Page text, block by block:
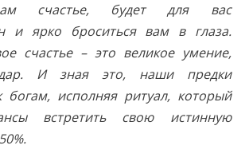
счастье, будет для вас
и ярко броситься вам в глаза.
счастье – это великое умение,
И зная это, наши предки
богам, исполняя ритуал, который
встретить свою истинную